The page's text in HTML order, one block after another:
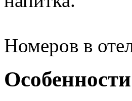
Номеров в